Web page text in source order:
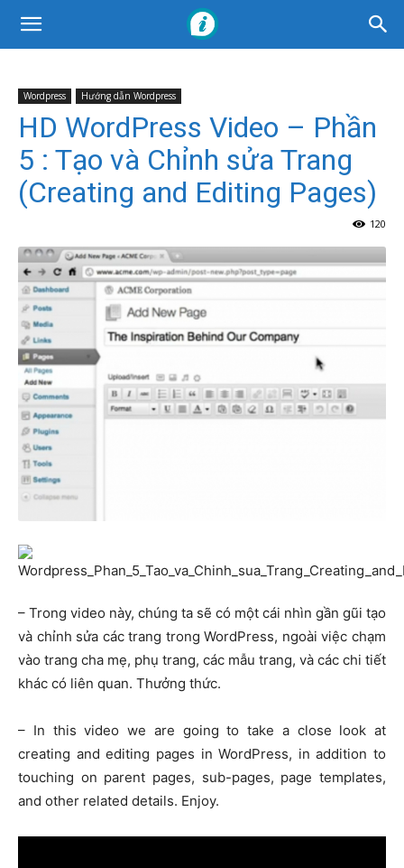
Wordpress Hướng dẫn Wordpress
HD WordPress Video – Phần
5 : Tạo và Chỉnh sửa Trang
(Creating and Editing Pages)
120
– Trong video này, chúng ta sẽ có một cái nhìn gần gũi tạo
và chỉnh sửa các trang trong WordPress, ngoài việc chạm
vào trang cha mẹ, phụ trang, các mẫu trang, và các chi tiết
khác có liên quan. Thưởng thức.
– In this video we are going to take a close look at
creating and editing pages in WordPress, in addition to
touching on parent pages, sub-pages, page templates,
and other related details. Enjoy.